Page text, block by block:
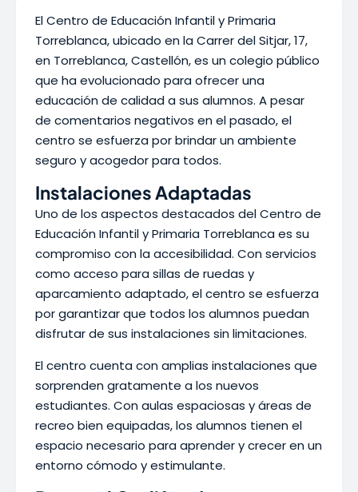
El Centro de Educación Infantil y Primaria
Torreblanca, ubicado en la Carrer del Sitjar, 17,
en Torreblanca, Castellón, es un colegio público
que ha evolucionado para ofrecer una
educación de calidad a sus alumnos. A pesar
de comentarios negativos en el pasado, el
centro se esfuerza por brindar un ambiente
seguro y acogedor para todos.
Instalaciones Adaptadas
Uno de los aspectos destacados del Centro de
Educación Infantil y Primaria Torreblanca es su
compromiso con la accesibilidad. Con servicios
como acceso para sillas de ruedas y
aparcamiento adaptado, el centro se esfuerza
por garantizar que todos los alumnos puedan
disfrutar de sus instalaciones sin limitaciones.
El centro cuenta con amplias instalaciones que
sorprenden gratamente a los nuevos
estudiantes. Con aulas espaciosas y áreas de
recreo bien equipadas, los alumnos tienen el
espacio necesario para aprender y crecer en un
entorno cómodo y estimulante.